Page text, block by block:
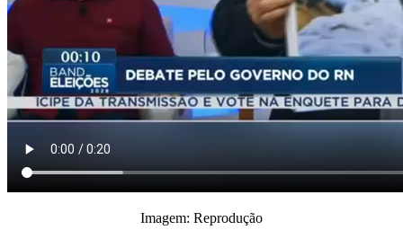
Imagem: Reprodução